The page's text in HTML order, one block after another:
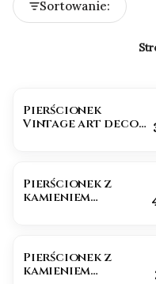
Sortowanie:
Domyślne
Pierścionek
Vintage art deco
Pierścionek z
kamieniem
Pierścionek z
kamieniem